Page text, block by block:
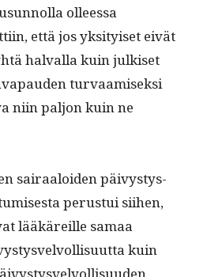
olleessa
että jos yksi­tyiset eivät
hal­val­la kuin julkiset
tur­vaamisek­si
niin paljon kuin ne
sairaaloiden päivystys­
perus­tui siihen,
lääkäreille samaa
kuin